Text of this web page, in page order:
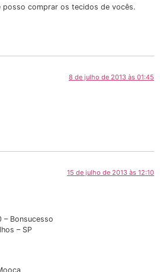
posso comprar os tecidos de vocês.
8 de julho de 2013 às 01:45
15 de julho de 2013 às 12:10
– Bonsucesso
– SP